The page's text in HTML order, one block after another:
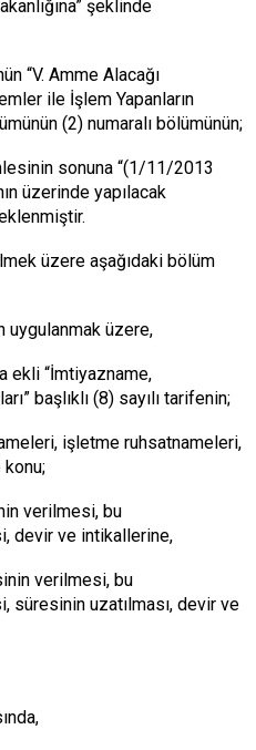
şeklinde
“V. Amme Alacağı
ile İşlem Yapanların
(2) numaralı bölümünün;
sonuna “(1/11/2013
üzerinde yapılacak
üzere aşağıdaki bölüm
üzere,
ekli “İmtiyazname,
başlıklı (8) sayılı tarifenin;
işletme ruhsatnameleri,
konu;
verilmesi, bu
devir ve intikallerine,
verilmesi, bu
süresinin uzatılması, devir ve